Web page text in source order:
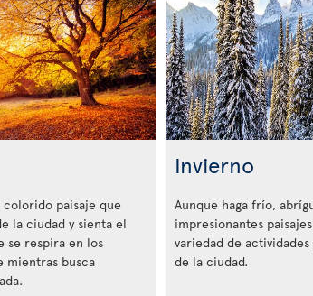
paisaje que
la ciudad y sienta el
se respira en los
mientras busca
Invierno
Aunque haga frío,
impresionantes
variedad de
de la ciudad.